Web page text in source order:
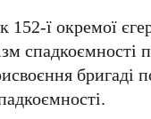
152-ї окремої
спадкоємності
бригаді